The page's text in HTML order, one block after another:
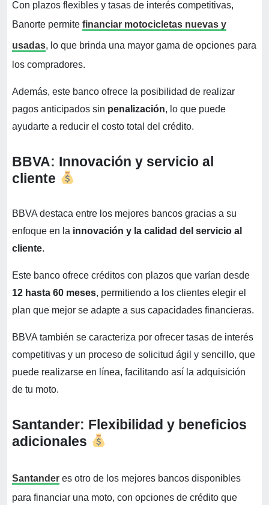
Con plazos flexibles y tasas de interés competitivas,
Banorte permite financiar motocicletas nuevas y
usadas, lo que brinda una mayor gama de opciones para
los compradores.
Además, este banco ofrece la posibilidad de realizar
pagos anticipados sin penalización, lo que puede
ayudarte a reducir el costo total del crédito.
BBVA: Innovación y servicio al
cliente
BBVA destaca entre los mejores bancos gracias a su
enfoque en la innovación y la calidad del servicio al
cliente.
Este banco ofrece créditos con plazos que varían desde
12 hasta 60 meses, permitiendo a los clientes elegir el
plan que mejor se adapte a sus capacidades financieras.
BBVA también se caracteriza por ofrecer tasas de interés
competitivas y un proceso de solicitud ágil y sencillo, que
puede realizarse en línea, facilitando así la adquisición
de tu moto.
Santander: Flexibilidad y beneficios
adicionales
Santander es otro de los mejores bancos disponibles
para financiar una moto, con opciones de crédito que